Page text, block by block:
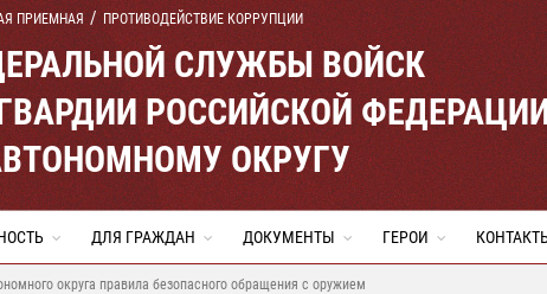
ПРИЕМНАЯ ПРОТИВОДЕЙСТВИЕ КОРРУПЦИИ
СЛУЖБЫ ВОЙСК
РОССИЙСКОЙ
ОКРУГУ
ДЛЯ ГРАЖДАН ДОКУМЕНТЫ ГЕРОИ
округа правила безопасного обращения с оружием